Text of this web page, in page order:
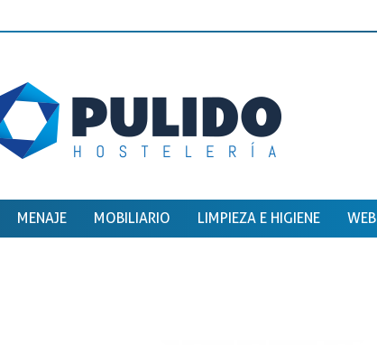
MENAJE MOBILIARIO LIMPIEZA E HIGIENE WEB